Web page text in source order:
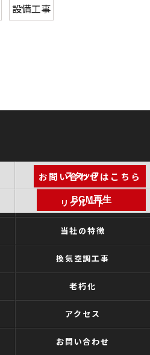
設備工事
お問い合わせはこちら
BGM再生
スタッフ
リクルート
当社の特徴
換気空調工事
老朽化
アクセス
お問い合わせ